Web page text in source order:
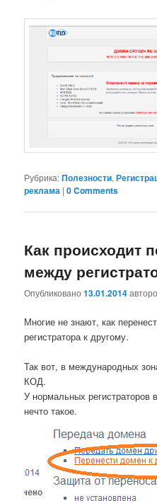
Рубрика:Полезности,
реклама |0 Comments
Как происходит
между
Опубликовано13.01.2014
Многие не знают, как
регистратора к другому.
Так вот, в международных
КОД.
У нормальных регистраторов
нечто такое.